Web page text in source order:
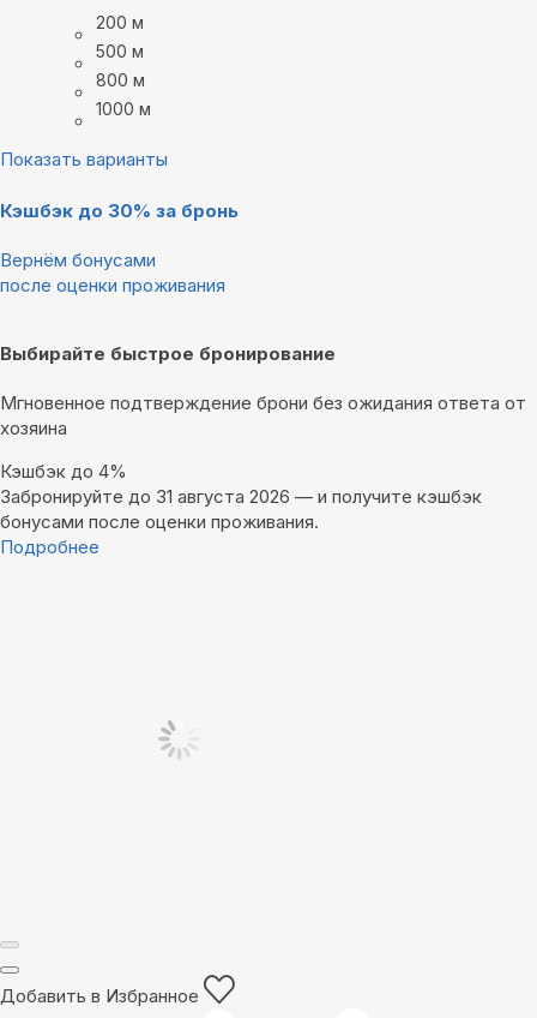
200 м
500 м
800 м
1000 м
Показать варианты
Кэшбэк до 30% за бронь
Вернём бонусами
после оценки проживания
Выбирайте быстрое бронирование
Мгновенное подтверждение брони без ожидания ответа от
хозяина
Кэшбэк до 4%
Забронируйте до 31 августа 2026 — и получите кэшбэк
бонусами после оценки проживания.
Подробнее
Добавить в Избранное